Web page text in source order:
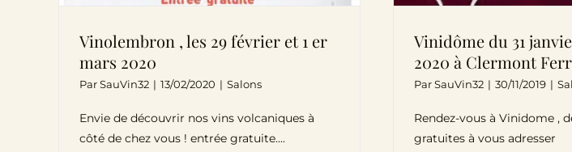
Vinolembron , les 29 février et 1 er
mars 2020
ParSauVin32 | 13/02/2020 | Salons
Envie de découvrir nos vins volcaniques à
côté de chez vous ! entrée gratuite....
Vinidôme du 31
2020 à Clermont
ParSauVin32 | 30/11/2019 |
Rendez-vous à Vinidome ,
gratuites à vous adresser